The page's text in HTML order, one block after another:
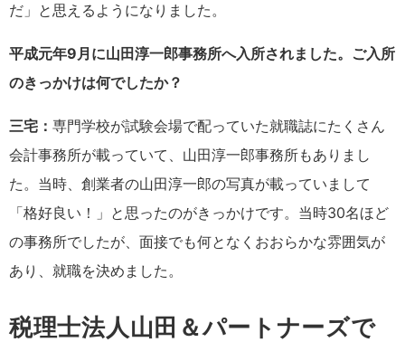
だ」と思えるようになりました。
平成元年9月に山田淳一郎事務所へ入所されました。ご入所
のきっかけは何でしたか？
三宅： 専門学校が試験会場で配っていた就職誌にたくさん
会計事務所が載っていて、山田淳一郎事務所もありまし
た。当時、創業者の山田淳一郎の写真が載っていまして
「格好良い！」と思ったのがきっかけです。当時30名ほど
の事務所でしたが、面接でも何となくおおらかな雰囲気が
あり、就職を決めました。
税理士法人山田＆パートナーズで